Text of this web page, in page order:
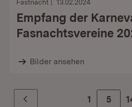
Fastnacht 13.02.2024
Empfang der
Fasnachtsvereine
Bilder ansehen
Zurück 1 Zur
5